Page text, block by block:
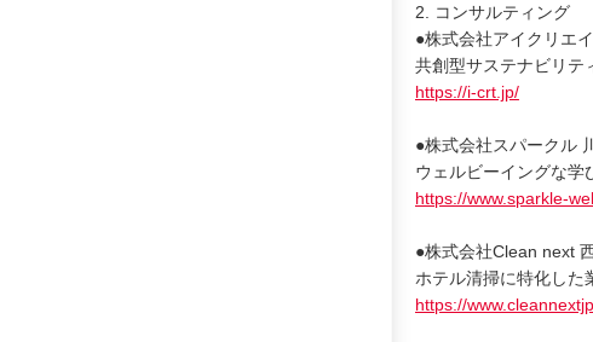
2. コンサルティング
●株式会社アイクリエ
共創型サステナビリテ
https://i-crt.jp/
●株式会社スパークル
ウェルビーイングな学
https://www.sparkle-
●株式会社Clean next
ホテル清掃に特化した
https://